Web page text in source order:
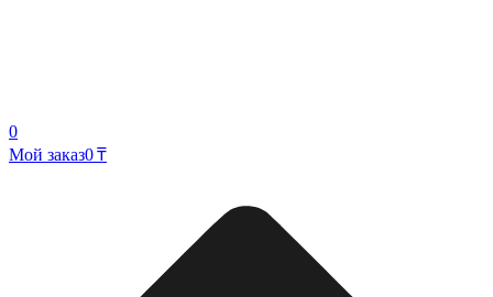
0
Мой заказ0 ₸